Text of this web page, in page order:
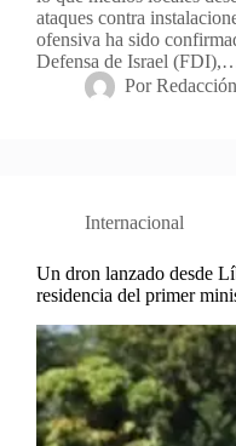
ataques contra
ofensiva ha sido
Defensa de Israel
Por Redacción
Internacional
Un dron lanzado desde
residencia del primer